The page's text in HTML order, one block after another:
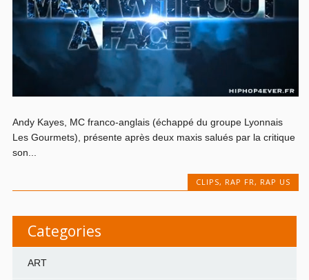
Andy Kayes, MC franco-anglais (échappé du groupe Lyonnais
Les Gourmets), présente après deux maxis salués par la critique
son...
CLIPS, RAP FR, RAP US
Categories
ART